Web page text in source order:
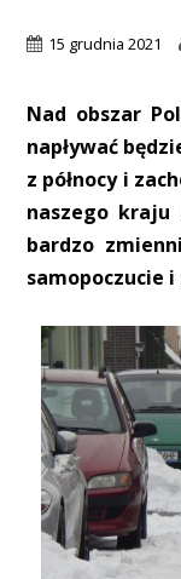
15 grudnia 2021
Nad obszar
napływać
z północy i
naszego
bardzo
samopoczucie